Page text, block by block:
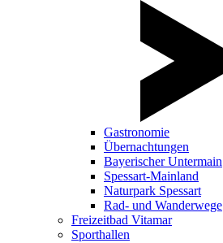
Gastronomie
Übernachtungen
Bayerischer Untermain
Spessart-Mainland
Naturpark Spessart
Rad- und Wanderwege
Freizeitbad Vitamar
Sporthallen